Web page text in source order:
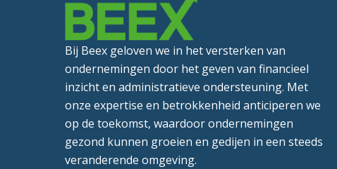
Bij Beex geloven we in het versterken van
ondernemingen door het geven van financieel
inzicht en administratieve ondersteuning. Met
onze expertise en betrokkenheid anticiperen we
op de toekomst, waardoor ondernemingen
gezond kunnen groeien en gedijen in een steeds
veranderende omgeving.